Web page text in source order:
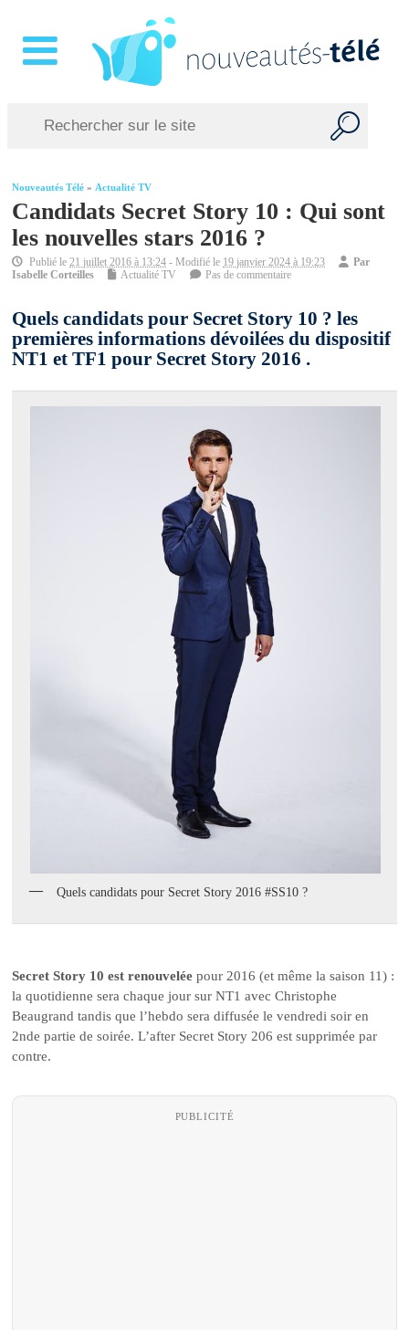
Nouveautés Télé »Actualité TV
Candidats Secret Story 10 : Qui sont
les nouvelles stars 2016 ?
Publié le21 juillet 2016 à 13:24 - Modifié le 19 janvier 2024 à 19:23
Par
Isabelle Corteilles
Actualité TV Pas de commentaire
Quels candidats pour Secret Story 10 ? les
premières informations dévoilées du dispositif
NT1 et TF1 pour Secret Story 2016 .
Quels candidats pour Secret Story 2016 #SS10 ?
Secret Story 10 est renouvelée pour 2016 (et même la saison 11) :
la quotidienne sera chaque jour sur NT1 avec Christophe
Beaugrand tandis que l’hebdo sera diffusée le vendredi soir en
2nde partie de soirée. L’after Secret Story 206 est supprimée par
contre.
PUBLICITÉ